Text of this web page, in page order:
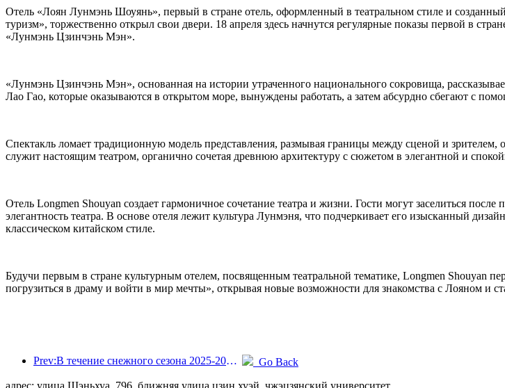
Отель «Лоян Лунмэнь Шоуянь», первый в стране отель, оформленный в театральном стиле и
туризм», торжественно открыл свои двери. 18 апреля здесь начнутся регулярные показы первой в
«Лунмэнь Цзинчэнь Мэн».
«Лунмэнь Цзинчэнь Мэн», основанная на истории утраченного национального сокровища,
Лао Гао, которые оказываются в открытом море, вынуждены работать, а затем абсурдно сбегают с
Спектакль ломает традиционную модель представления, размывая границы между сценой и
служит настоящим театром, органично сочетая древнюю архитектуру с сюжетом в элегантной и
Отель Longmen Shouyan создает гармоничное сочетание театра и жизни. Гости могут заселиться
элегантность театра. В основе отеля лежит культура Лунмэня, что подчеркивает его изысканный
классическом китайском стиле.
Будучи первым в стране культурным отелем, посвященным театральной тематике, Longmen Shouyan
погрузиться в драму и войти в мир мечты», открывая новые возможности для знакомства с Лояном и
Prev:В течение снежного сезона 2025-2026 годов количество туристов, прибывающих в зимние курорты провинции Цзилинь, увеличилось на 16,1% по сравнению с предыдущим годом.
Go Back
адрес: улица Шэньхуа, 796, ближняя улица цзин хуэй, чжэцзянский университет